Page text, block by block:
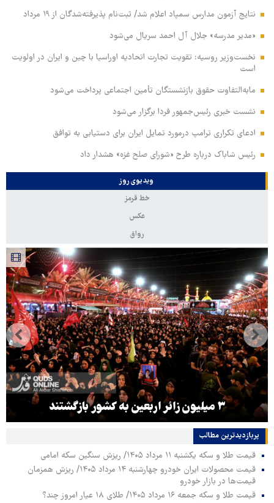
نتایج آزمون مدارس سمپاد اعلام شد/ ثبت‌نام پذیرفته‌شدگان از ۱۹ مرداد
«مدیر مدرسه» جلال آل احمد سریال می‌شود
نخست‌وزیر روسیه:‌ تقویت تجارت اتحادیه اوراسیا با چین و ایران در اولویت
است
مابه‌التفاوت حقوق بازنشستگان تأمین اجتماعی پرداخت می‌شود
نشست خبری رئیس‌جمهور فردا برگزار می‌شود
ادعای تکراری ترامپ درمورد تمایل ایران برای دستیابی به توافق
رئیس شاباک درباره طرح «شورای صلح غزه» هشدار داد
ویدیوی روز
خط قرمز
عکس
رواق
۳ میلیون زائر اربعین به کشور بازگشتند
پربازدیدترین‌ مطالب
قیمت طلا و سکه یکشنبه ۱۱ مرداد ۱۴۰۵/ ریزش سنگین سکه امامی
قیمت محصولات ایران خودرو چهارشنبه ۱۴ مرداد ۱۴۰۵/ ریزش همزمان
قیمت‌ها در بازار خودرو
قیمت طلا و سکه جمعه ۱۶ مرداد ۱۴۰۵/ طلای ۱۸ عیار امروز چند؟